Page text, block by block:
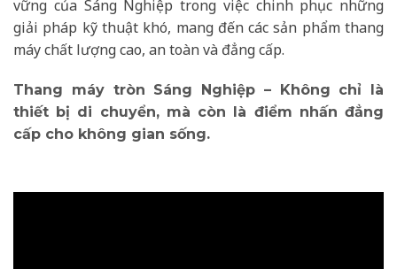
vững của Sáng Nghiệp trong việc chinh phục những
giải pháp kỹ thuật khó, mang đến các sản phẩm thang
máy chất lượng cao, an toàn và đẳng cấp.
Thang máy tròn Sáng Nghiệp – Không chỉ là
thiết bị di chuyển, mà còn là điểm nhấn đẳng
cấp cho không gian sống.